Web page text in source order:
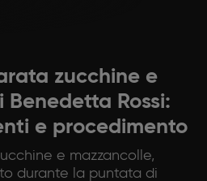
zucchine e
Benedetta Rossi:
e procedimento
e mazzancolle,
durante la puntata di